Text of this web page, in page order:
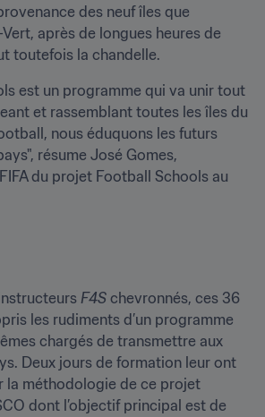
des neuf îles que
après de longues heures de
toutefois la chandelle.
est un programme qui va unir tout
et rassemblant toutes les îles du
nous éduquons les futurs
résume José Gomes,
du projet Football Schools au
F4S chevronnés, ces 36
les rudiments d’un programme
chargés de transmettre aux
Deux jours de formation leur ont
la méthodologie de ce projet
dont l’objectif principal est de